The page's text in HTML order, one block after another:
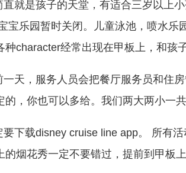
就是孩子的天堂，有适合三岁以上
宝乐园暂时关闭。儿童泳池，喷水乐
种character经常出现在甲板上，和孩
天，服务人员会把餐厅服务员和住
的，你也可以多给。我们两大两小一
下载disney cruise line app。 所有
的烟花秀一定不要错过，提前到甲板